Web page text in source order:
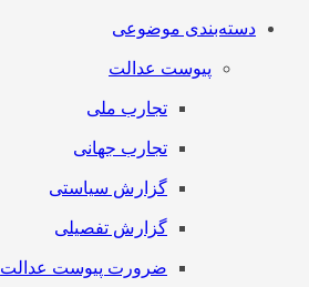
دسته‌بندی موضوعی
پیوست عدالت
تجارب ملی
تجارب جهانی
گزارش سیاستی
گزارش تفصیلی
ضرورت پیوست عدالت